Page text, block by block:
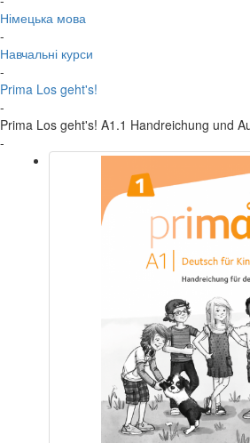
Німецька мова
-
Навчальні курси
-
Prima Los geht's!
-
Prima Los geht's! A1.1 Handreichung und
-